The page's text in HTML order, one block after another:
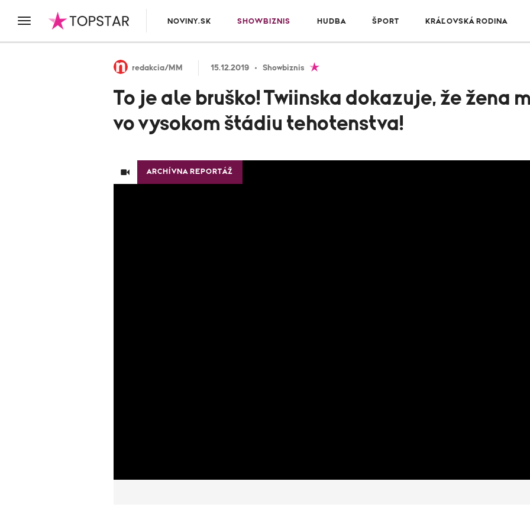
NOVINY.SK SHOWBIZNIS HUDBA ŠPORT KRÁĽOVSKÁ RODINA
redakcia/MM 15.12.2019 Showbiznis
To je ale bruško! Twiinska dokazuje, že žena
vo vysokom štádiu tehotenstva!
ARCHÍVNA REPORTÁŽ